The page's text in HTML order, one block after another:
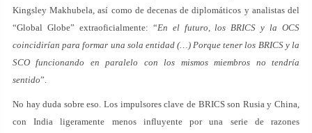
Kingsley Makhubela, así como de decenas de diplomáticos y analistas del
“Global Globe” extraoficialmente: “En el futuro, los BRICS y la OCS
coincidirían para formar una sola entidad (…) Porque tener los BRICS y la
SCO funcionando en paralelo con los mismos miembros no tendría
sentido”.
No hay duda sobre eso. Los impulsores clave de BRICS son Rusia y China,
con India ligeramente menos influyente por una serie de razones